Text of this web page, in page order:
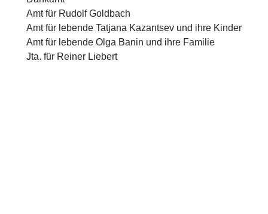
Amt für Rudolf Goldbach
Amt für lebende Tatjana Kazantsev und ihre Kinder
Amt für lebende Olga Banin und ihre Familie
Jta. für Reiner Liebert